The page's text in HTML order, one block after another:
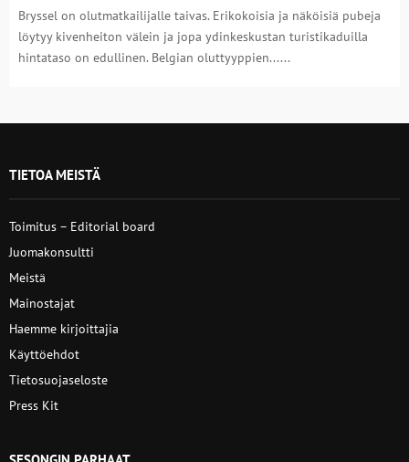
Bryssel on olutmatkailijalle taivas. Erikokoisia ja näköisiä pubeja
löytyy kivenheiton välein ja jopa ydinkeskustan turistikaduilla
hintataso on edullinen. Belgian oluttyyppien......
TIETOA MEISTÄ
Toimitus – Editorial board
Juomakonsultti
Meistä
Mainostajat
Haemme kirjoittajia
Käyttöehdot
Tietosuojaseloste
Press Kit